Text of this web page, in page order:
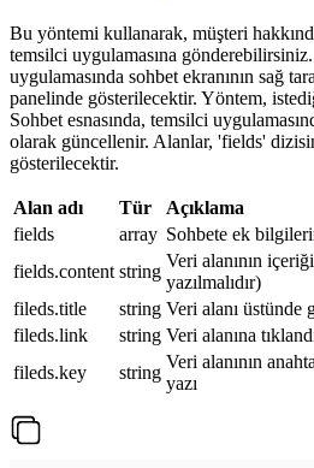
Bu yöntemi kullanarak, müşteri
temsilci uygulamasına
uygulamasında sohbet ekranının sağ
panelinde gösterilecektir. Yöntem,
Sohbet esnasında, temsilci
olarak güncellenir. Alanlar, 'fields'
gösterilecektir.
Alan adı Tür
Açıklama
fields
array Sohbete ek
fields.content string
Veri alanının
yazılmalıdır)
fileds.title
string Veri alanı üstünde
fileds.link
string Veri alanına
fileds.key
string
Veri alanının
yazı